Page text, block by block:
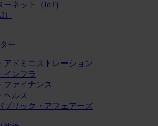
ーネット（IoT)
ー
アドミニストレーション
インフラ
ファイナンス
ヘルス
ブリック・アフェアーズ